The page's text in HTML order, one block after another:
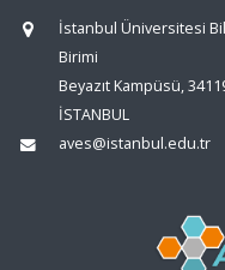
İstanbul Üniversitesi
Birimi
Beyazıt Kampüsü,
İSTANBUL
aves@istanbul.edu.tr